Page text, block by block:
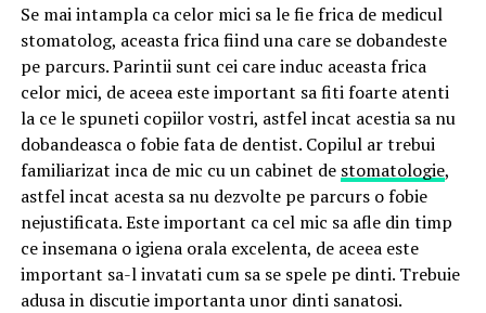
Se mai intampla ca celor mici sa le fie frica de medicul
stomatolog, aceasta frica fiind una care se dobandeste
pe parcurs. Parintii sunt cei care induc aceasta frica
celor mici, de aceea este important sa fiti foarte atenti
la ce le spuneti copiilor vostri, astfel incat acestia sa nu
dobandeasca o fobie fata de dentist. Copilul ar trebui
familiarizat inca de mic cu un cabinet de stomatologie,
astfel incat acesta sa nu dezvolte pe parcurs o fobie
nejustificata. Este important ca cel mic sa afle din timp
ce insemana o igiena orala excelenta, de aceea este
important sa-l invatati cum sa se spele pe dinti. Trebuie
adusa in discutie importanta unor dinti sanatosi.